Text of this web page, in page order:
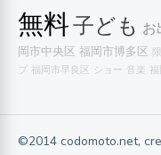
無料子ども お
岡市中央区 福岡市博多区
プ 福岡市早良区 ショー 音楽
©2014 codomoto.net,